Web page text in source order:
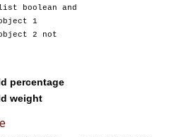
boolean and
1
2 not
percentage
weight